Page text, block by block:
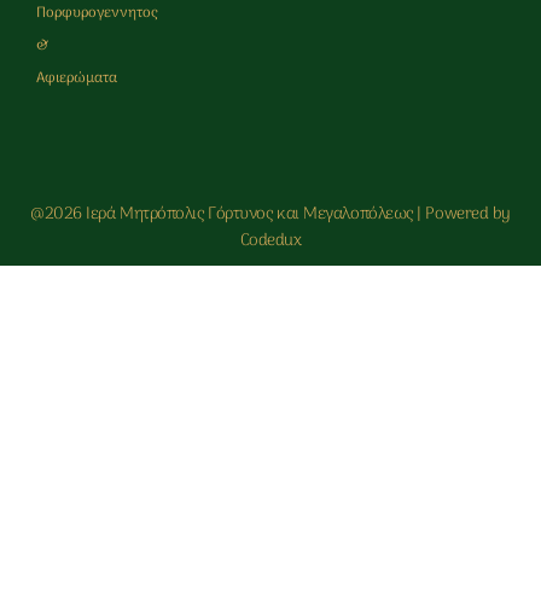
Πορφυρογεννητος
&
Αφιερώματα
@2026 Ιερά Μητρόπολις Γόρτυνος και Μεγαλοπόλεως | Powered by
Codedux